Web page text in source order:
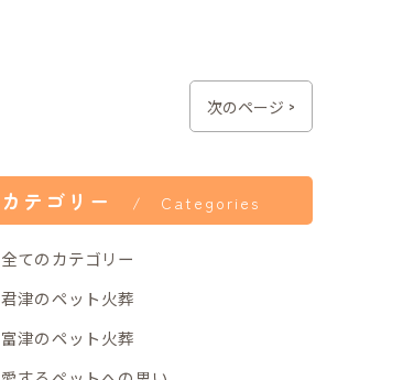
次のページ >
カテゴリー Categories
全てのカテゴリー
君津のペット火葬
富津のペット火葬